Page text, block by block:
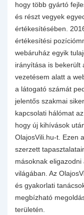
hogy több gyártó
és részt vegyek
értékesítésében.
értékesítési
webáruház egyik
irányítása is bekerült
vezetésem alatt a
a látogató számát
jelentős szakmai
kapcsolati hálómat
hogy új kihívások
OlajosVili.hu-t. Ezen
szerzett
másoknak
világában. Az
és gyakorlati
megbízható
területén.